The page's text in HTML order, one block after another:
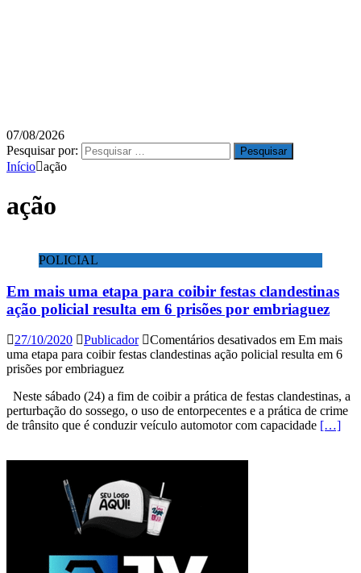
07/08/2026
Pesquisar por:
Início ação
ação
POLICIAL
Em mais uma etapa para coibir festas clandestinas
ação policial resulta em 6 prisões por embriaguez
27/10/2020 Publicador Comentários desativados em Em mais
uma etapa para coibir festas clandestinas ação policial resulta em 6
prisões por embriaguez
Neste sábado (24) a fim de coibir a prática de festas clandestinas, a
perturbação do sossego, o uso de entorpecentes e a prática de crime
de trânsito que é conduzir veículo automotor com capacidade […]